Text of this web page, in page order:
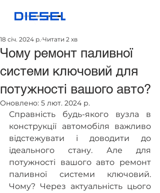
Чому ремонт паливної
системи ключовий для
потужності вашого авто?
18 січ. 2024 р. Читати 2 хв
Оновлено: 5 лют. 2024 р.
Справність будь-якого вузла в
конструкції автомобіля важливо
відстежувати і доводити до
ідеального стану. Але для
потужності вашого авто ремонт
паливної системи ключовий.
Чому? Через актуальність цього